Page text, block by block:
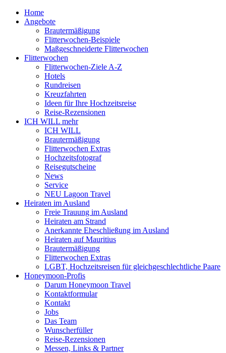
Home
Angebote
Brautermäßigung
Flitterwochen-Beispiele
Maßgeschneiderte Flitterwochen
Flitterwochen
Flitterwochen-Ziele A-Z
Hotels
Rundreisen
Kreuzfahrten
Ideen für Ihre Hochzeitsreise
Reise-Rezensionen
ICH WILL mehr
ICH WILL
Brautermäßigung
Flitterwochen Extras
Hochzeitsfotograf
Reisegutscheine
News
Service
NEU Lagoon Travel
Heiraten im Ausland
Freie Trauung im Ausland
Heiraten am Strand
Anerkannte Eheschließung im Ausland
Heiraten auf Mauritius
Brautermäßigung
Flitterwochen Extras
LGBT, Hochzeitsreisen für gleichgeschlechtliche Paare
Honeymoon-Profis
Darum Honeymoon Travel
Kontaktformular
Kontakt
Jobs
Das Team
Wunscherfüller
Reise-Rezensionen
Messen, Links & Partner